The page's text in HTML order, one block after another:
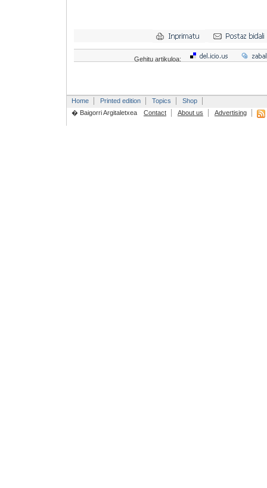
Gehitu artikuloa:
Home Printed edition Topics
Shop
� Baigorri Argitaletxea
Contact About us Advertising